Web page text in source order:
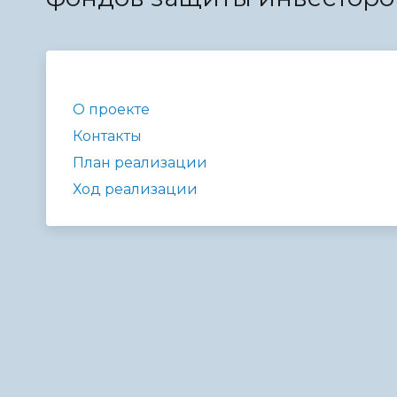
Телефонный справочник
Аппарат
О проекте
Контакты
План реализации
Ход реализации